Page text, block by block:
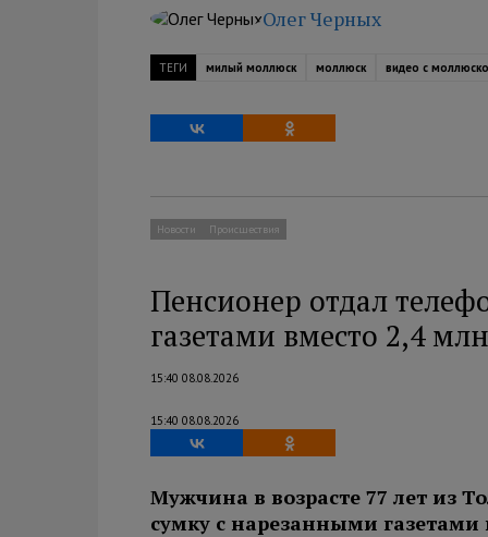
Олег Черных
ТЕГИ милый моллюск моллюск видео с
Новости Происшествия
Пенсионер отдал
газетами вместо 2,4
15:40 08.08.2026
15:40 08.08.2026
Мужчина в возрасте 77 лет из
сумку с нарезанными